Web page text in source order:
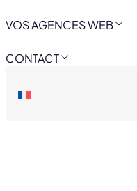
VOS AGENCES WEB
CONTACT